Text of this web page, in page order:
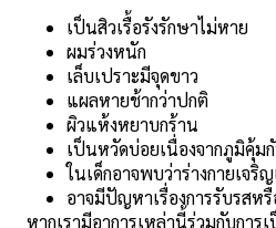
เป็นสิวเรื้อรังรักษาไม่หาย
ผมร่วงหนัก
เล็บเปราะมีจุดขาว
แผลหายช้ากว่าปกติ
ผิวแห้งหยาบกร้าน
เป็นหวัดบ่อยเนื่องจากภูมิคุ้ม
ในเด็กอาจพบว่าร่างกายเจริ
อาจมีปัญหาเรื่องการรับรสห
หากเรามีอาการเหล่านี้ร่วมกับการ